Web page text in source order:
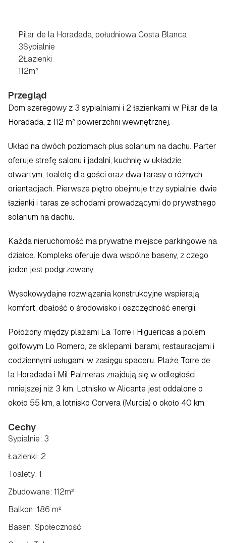
Pilar de la Horadada, południowa Costa Blanca
3Sypialnie
2Łazienki
112m²
Przegląd
Dom szeregowy z 3 sypialniami i 2 łazienkami w Pilar de la
Horadada, z 112 m² powierzchni wewnętrznej.
Układ na dwóch poziomach plus solarium na dachu. Parter
oferuje strefę salonu i jadalni, kuchnię w układzie
otwartym, toaletę dla gości oraz dwa tarasy o różnych
orientacjach. Pierwsze piętro obejmuje trzy sypialnie, dwie
łazienki i taras ze schodami prowadzącymi do prywatnego
solarium na dachu.
Każda nieruchomość ma prywatne miejsce parkingowe na
działce. Kompleks oferuje dwa wspólne baseny, z czego
jeden jest podgrzewany.
Wysokowydajne rozwiązania konstrukcyjne wspierają
komfort, dbałość o środowisko i oszczędność energii.
Położony między plażami La Torre i Higuericas a polem
golfowym Lo Romero, ze sklepami, barami, restauracjami i
codziennymi usługami w zasięgu spaceru. Plaże Torre de
la Horadada i Mil Palmeras znajdują się w odległości
mniejszej niż 3 km. Lotnisko w Alicante jest oddalone o
około 55 km, a lotnisko Corvera (Murcia) o około 40 km.
Cechy
Łazienki: 2
Toalety: 1
Sypialnie: 3
Zbudowane: 112m²
Balkon: 186 m²
Basen: Społeczność